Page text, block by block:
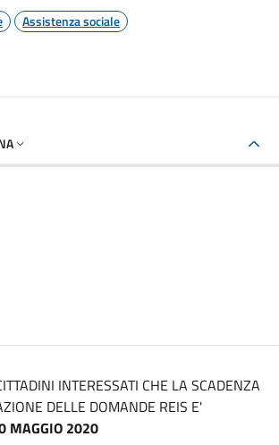
Assistenza sociale
INTERESSATI CHE LA SCADENZA
DELLE DOMANDE REIS E'
MAGGIO 2020